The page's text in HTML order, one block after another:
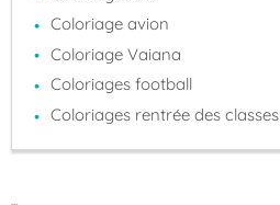
Coloriage avion
Coloriage Vaiana
Coloriages football
Coloriages rentrée des classes
...